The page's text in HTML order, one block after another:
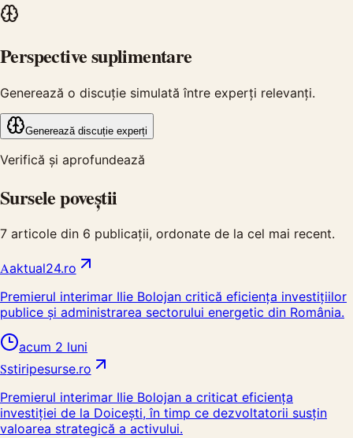
Perspective suplimentare
Generează o discuție simulată între experți relevanți.
Generează discuție experți
Verifică și aprofundează
Sursele poveștii
7 articole din 6 publicații, ordonate de la cel mai recent.
Aaktual24.ro
Premierul interimar Ilie Bolojan critică eficiența investițiilor
publice și administrarea sectorului energetic din România.
acum 2 luni
Sstiripesurse.ro
Premierul interimar Ilie Bolojan a criticat eficiența
investiției de la Doicești, în timp ce dezvoltatorii susțin
valoarea strategică a activului.